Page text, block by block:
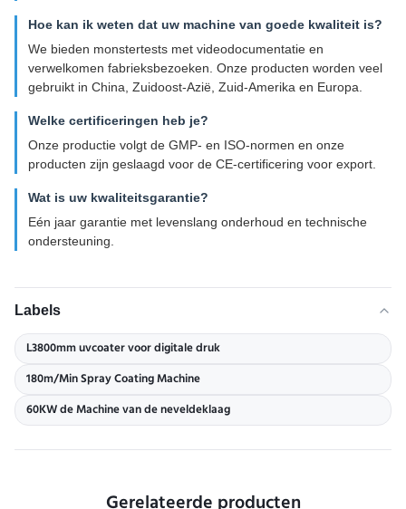
Hoe kan ik weten dat uw machine van goede kwaliteit is?
We bieden monstertests met videodocumentatie en
verwelkomen fabrieksbezoeken. Onze producten worden veel
gebruikt in China, Zuidoost-Azië, Zuid-Amerika en Europa.
Welke certificeringen heb je?
Onze productie volgt de GMP- en ISO-normen en onze
producten zijn geslaagd voor de CE-certificering voor export.
Wat is uw kwaliteitsgarantie?
Eén jaar garantie met levenslang onderhoud en technische
ondersteuning.
Labels
L3800mm uvcoater voor digitale druk
180m/Min Spray Coating Machine
60KW de Machine van de neveldeklaag